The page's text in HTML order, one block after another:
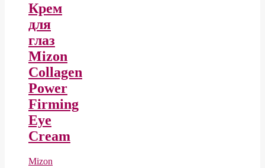
Крем
для
глаз
Mizon
Collagen
Power
Firming
Eye
Cream
Mizon